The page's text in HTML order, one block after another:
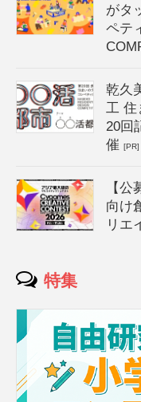
がタ
ペテ
乾久
工 住
20回
催[PR]
【
向け
リエ
特集